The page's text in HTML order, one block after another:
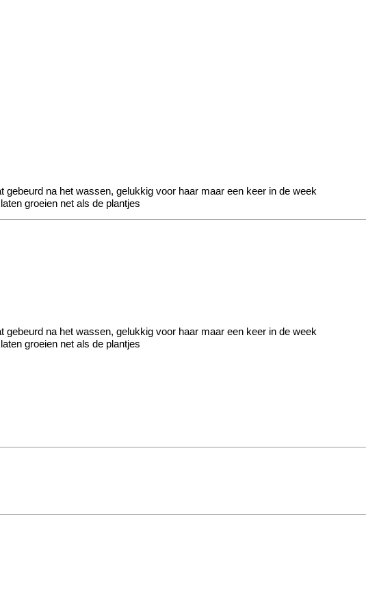
na het wassen, gelukkig voor haar maar een keer in de week
groeien net als de plantjes
na het wassen, gelukkig voor haar maar een keer in de week
groeien net als de plantjes